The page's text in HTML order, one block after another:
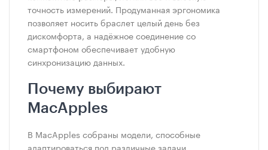
точность измерений. Продуманная эргономика
позволяет носить браслет целый день без
дискомфорта, а надёжное соединение со
смартфоном обеспечивает удобную
синхронизацию данных.
Почему выбирают
MacApples
В MacApples собраны модели, способные
адаптироваться под различные задачи